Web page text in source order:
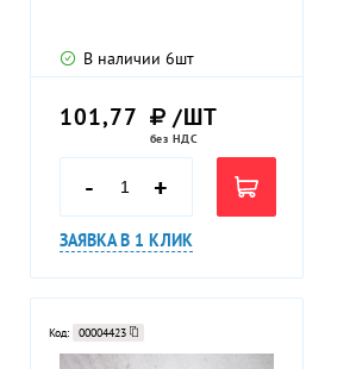
В наличии 6шт
101,77 /ШТ
без НДС
- +
ЗАЯВКА В 1 КЛИК
Код: 00004423